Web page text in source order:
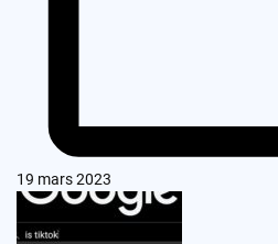
19 mars 2023